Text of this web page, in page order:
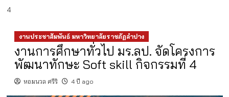
4
งานประชาสัมพันธ์ มหาวิทยาลัยราชภัฏลำปาง
งานการศึกษาทั่วไป มร.ลป. จัดโครงการ
พัฒนาทักษะ Soft skill กิจกรรมที่ 4
หอมนวล ศรีริ 4 ปี ago